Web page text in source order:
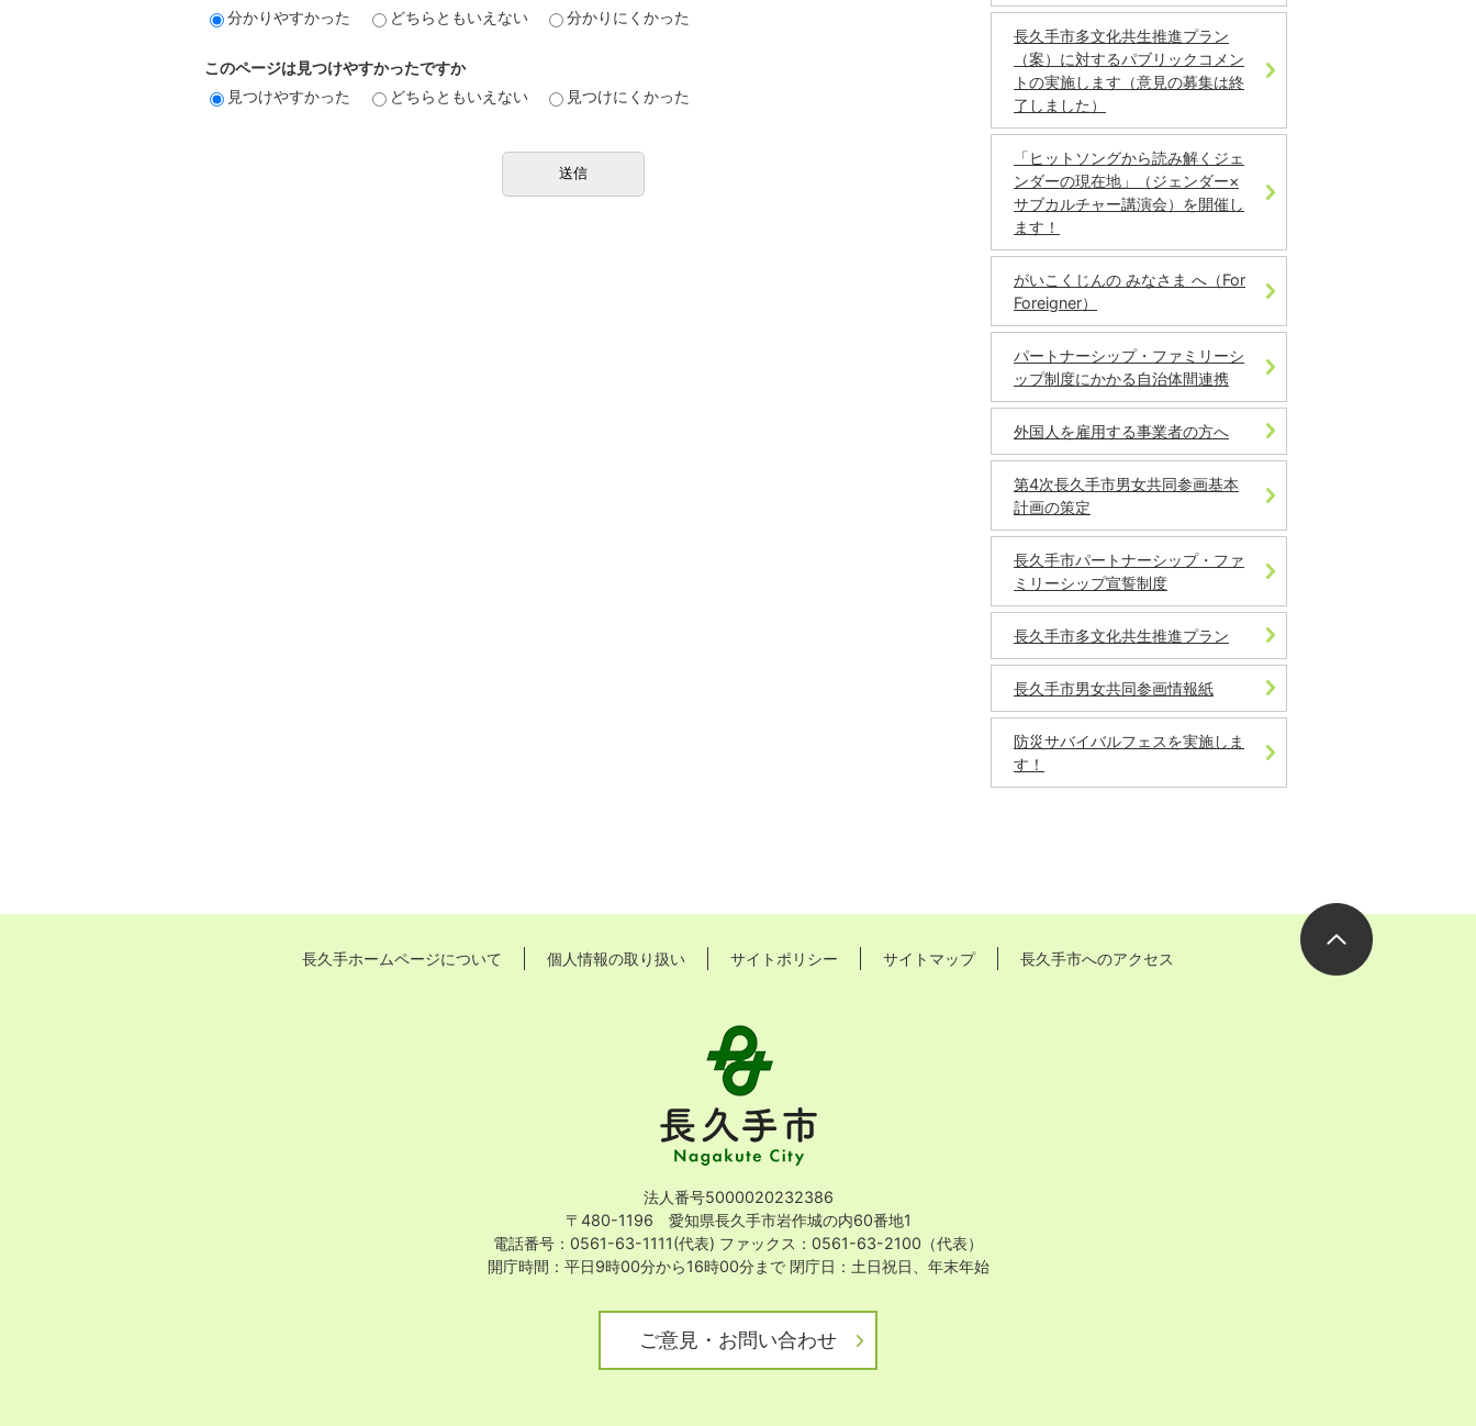
分かりやすかった
どちらともいえない 分かりにくかった
このページは見つけやすかったですか
見つけやすかった
どちらともいえない 見つけにくかった
長久手市多文化共生推進プラン
（案）に対するパブリックコメン
トの実施します（意見の募集は終
了しました）
「ヒットソングから読み解くジェ
ンダーの現在地」（ジェンダー×
サブカルチャー講演会）を開催し
ます！
がいこくじんの みなさま へ（For
Foreigner）
パートナーシップ・ファミリーシ
ップ制度にかかる自治体間連携
外国人を雇用する事業者の方へ
第4次長久手市男女共同参画基本
計画の策定
長久手市パートナーシップ・ファ
ミリーシップ宣誓制度
長久手市多文化共生推進プラン
長久手市男女共同参画情報紙
防災サバイバルフェスを実施しま
す！
長久手ホームページについて 個人情報の取り扱い サイトポリシー サイトマップ 長久手市へのアクセス
Nagakute
City
法人番号5000020232386
〒480-1196 愛知県長久手市岩作城の内60番地1
電話番号：0561-63-1111(代表) ファックス：0561-63-2100（代表）
開庁時間：平日9時00分から16時00分まで 閉庁日：土日祝日、年末年始
ご意見・お問い合わせ